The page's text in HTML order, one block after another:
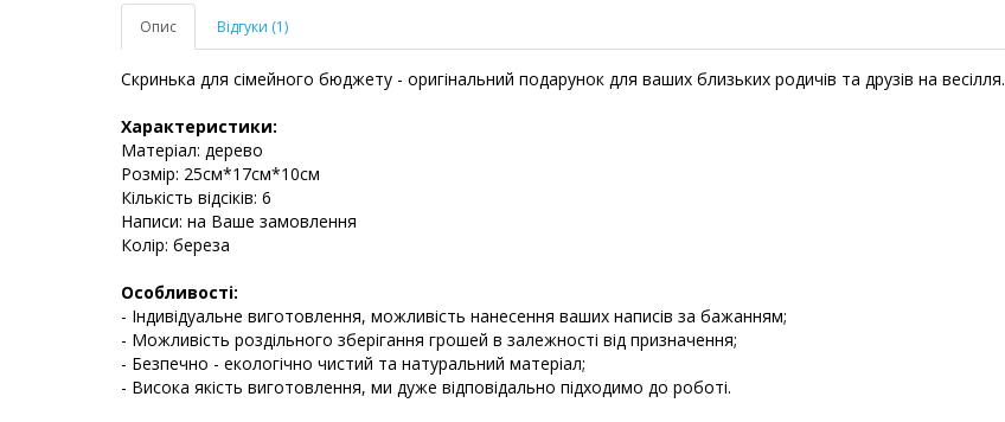
Опис Відгуки (1)
Скринька для сімейного бюджету - оригінальний подарунок для ваших близьких родичів та друзів на весілля.
Характеристики:
Матеріал: дерево
Розмір: 25см*17см*10см
Кількість відсіків: 6
Написи: на Ваше замовлення
Колір: береза
Особливості:
- Індивідуальне виготовлення, можливість нанесення ваших написів за бажанням;
- Можливість роздільного зберігання грошей в залежності від призначення;
- Безпечно - екологічно чистий та натуральний матеріал;
- Висока якість виготовлення, ми дуже відповідально підходимо до роботі.